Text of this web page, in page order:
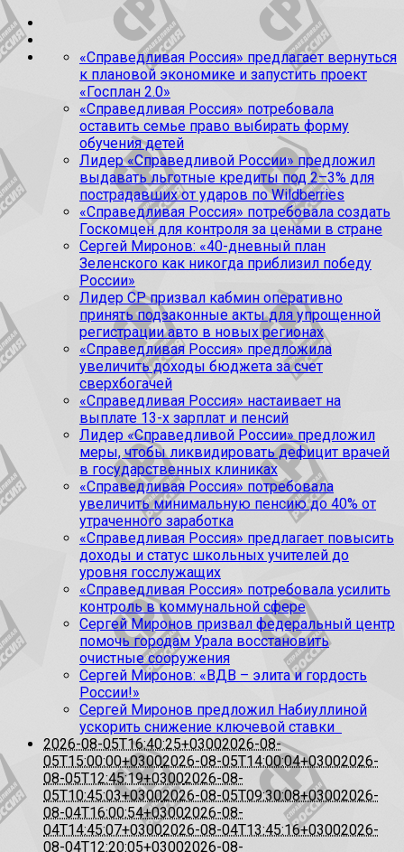
«Справедливая Россия» предлагает вернуться
к плановой экономике и запустить проект
«Госплан 2.0»
«Справедливая Россия» потребовала
оставить семье право выбирать форму
обучения детей
Лидер «Справедливой России» предложил
выдавать льготные кредиты под 2–3% для
пострадавших от ударов по Wildberries
«Справедливая Россия» потребовала создать
Госкомцен для контроля за ценами в стране
Сергей Миронов: «40-дневный план
Зеленского как никогда приблизил победу
России»
Лидер СР призвал кабмин оперативно
принять подзаконные акты для упрощенной
регистрации авто в новых регионах
«Справедливая Россия» предложила
увеличить доходы бюджета за счет
сверхбогачей
«Справедливая Россия» настаивает на
выплате 13-х зарплат и пенсий
Лидер «Справедливой России» предложил
меры, чтобы ликвидировать дефицит врачей
в государственных клиниках
«Справедливая Россия» потребовала
увеличить минимальную пенсию до 40% от
утраченного заработка
«Справедливая Россия» предлагает повысить
доходы и статус школьных учителей до
уровня госслужащих
«Справедливая Россия» потребовала усилить
контроль в коммунальной сфере
Сергей Миронов призвал федеральный центр
помочь городам Урала восстановить
очистные сооружения
Сергей Миронов: «ВДВ – элита и гордость
России!»
Сергей Миронов предложил Набиуллиной
ускорить снижение ключевой ставки
2026-08-05T16:40:25+03002026-08-
05T15:00:00+03002026-08-05T14:00:04+03002026-
08-05T12:45:19+03002026-08-
05T10:45:03+03002026-08-05T09:30:08+03002026-
08-04T16:00:54+03002026-08-
04T14:45:07+03002026-08-04T13:45:16+03002026-
08-04T12:20:05+03002026-08-